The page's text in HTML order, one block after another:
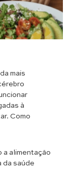
mais
à
Como
a alimentação
da saúde